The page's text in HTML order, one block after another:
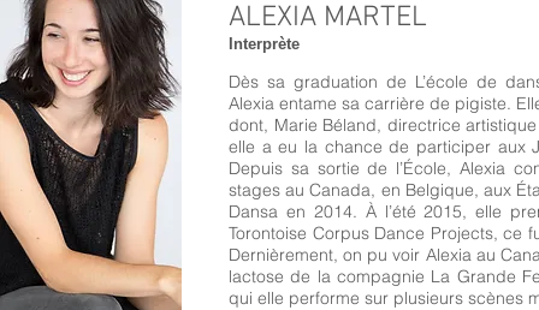
ALEXIA MARTEL
Interprète
Dès sa graduation de L’école de
Alexia entame sa carrière de pigiste.
dont, Marie Béland, directrice
elle a eu la chance de participer aux
Depuis sa sortie de l’École, Alexia
stages au Canada, en Belgique, aux
Dansa en 2014. À l’été 2015, elle
Torontoise Corpus Dance Projects, ce
Dernièrement, on pu voir Alexia au
lactose de la compagnie La Grande
qui elle performe sur plusieurs scènes